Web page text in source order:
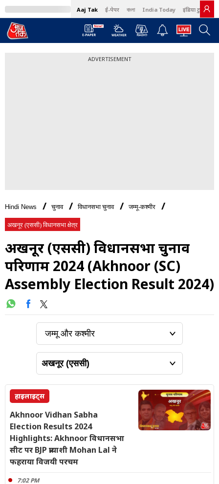
Aaj Tak ई-पेपर বাংলা India Today इंडिया टुडे हिंदी
ADVERTISEMENT
Hindi News चुनाव विधानसभा चुनाव जम्मू-कश्मीर
अखनूर (एससी) विधानसभा क्षेत्र
अखनूर (एससी) विधानसभा चुनाव
परिणाम 2024 (Akhnoor (SC)
Assembly Election Result 2024)
हाइलाइट्स
Akhnoor Vidhan Sabha
Election Results 2024
Highlights: Akhnoor विधानसभा
सीट पर BJP प्रत्याशी Mohan Lal ने
फहराया विजयी परचम
7:02 PM